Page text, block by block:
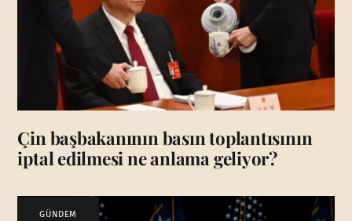
Çin başbakanının basın toplantısının
iptal edilmesi ne anlama geliyor?
GÜNDEM